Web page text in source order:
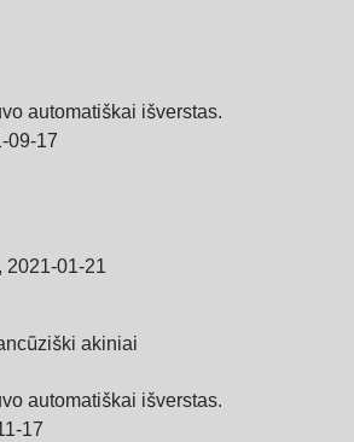
automatiškai išverstas.
, 2021‑01‑21
akiniai
automatiškai išverstas.